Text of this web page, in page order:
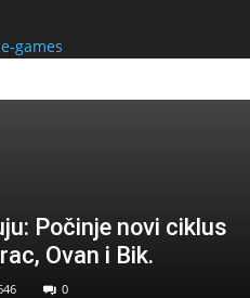
Počinje novi ciklus
Ovan i Bik.
0